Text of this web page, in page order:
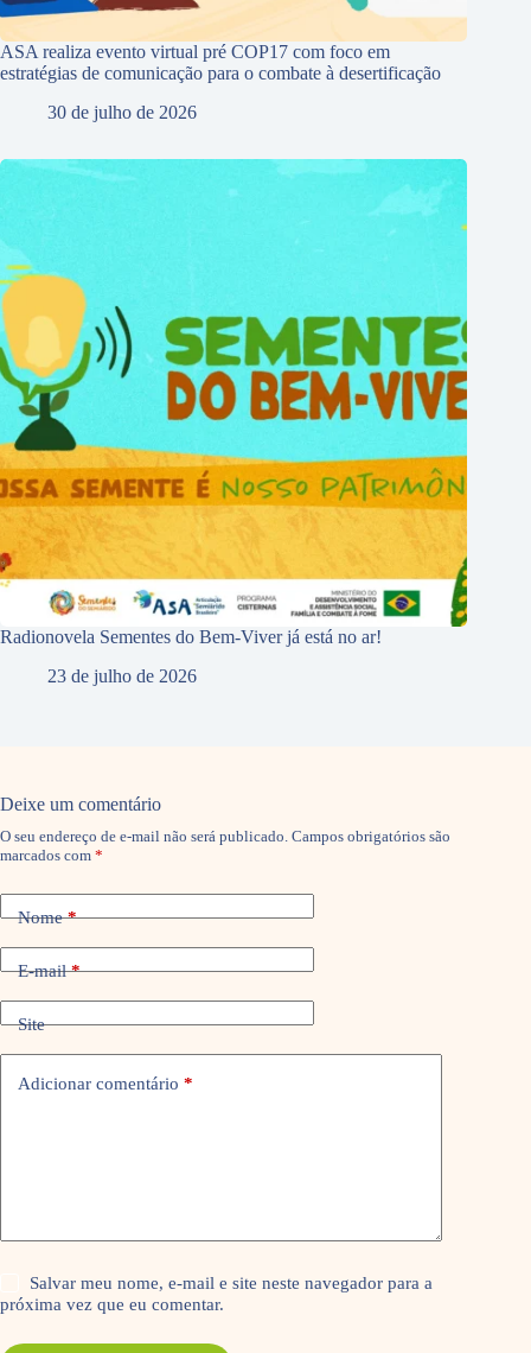
ASA realiza evento virtual pré COP17 com foco em
estratégias de comunicação para o combate à desertificação
30 de julho de 2026
Radionovela Sementes do Bem-Viver já está no ar!
23 de julho de 2026
Deixe um comentário
O seu endereço de e-mail não será publicado. Campos obrigatórios são
marcados com *
Nome*
E-mail*
Site
Adicionar comentário *
Salvar meu nome, e-mail e site neste navegador para a
próxima vez que eu comentar.